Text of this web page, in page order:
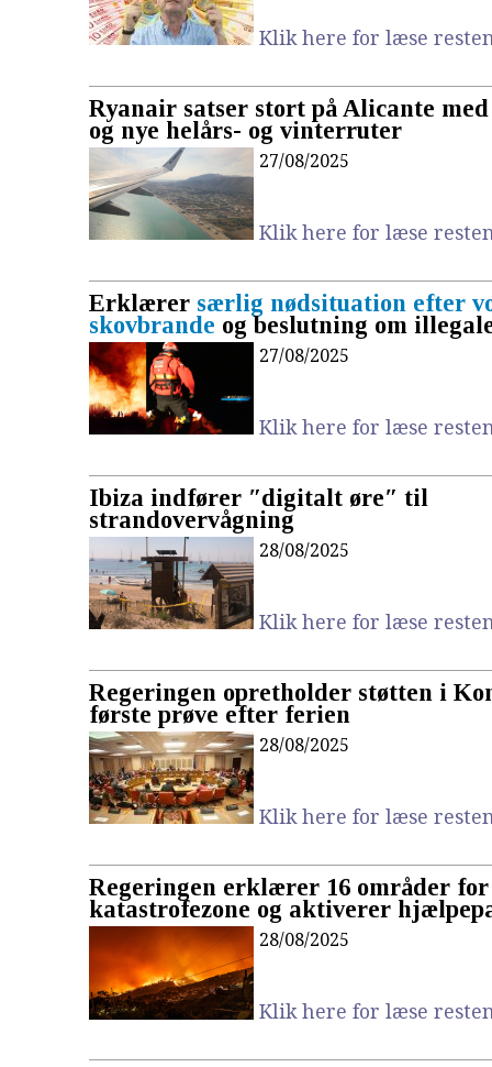
Klik here for læse
Ryanair satser stort på Alicante med
og nye helårs- og vinterruter
27/08/2025
Klik here for læse
Erklærer særlig nødsituation efter
skovbrande og beslutning om
27/08/2025
Klik here for læse
Ibiza indfører ″digitalt øre″ til
strandovervågning
28/08/2025
Klik here for læse
Regeringen opretholder støtten i
første prøve efter ferien
28/08/2025
Klik here for læse
Regeringen erklærer 16 områder for
katastrofezone og aktiverer
28/08/2025
Klik here for læse